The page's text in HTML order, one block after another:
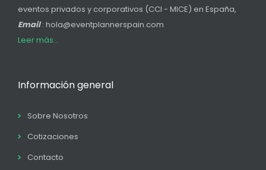
eventos privados y corporativos (CCI - MICE) en España,
Email: hola@eventplannerspain.com
Leer más...
Información general
Sobre Nosotros
Cotizaciones
Contacto